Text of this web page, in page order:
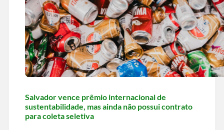
Salvador vence prêmio internacional de
sustentabilidade, mas ainda não possui contrato
para coleta seletiva